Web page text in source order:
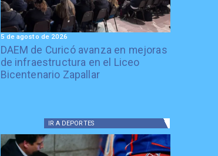
DAEM de Curicó avanza en mejoras
de infraestructura en el Liceo
Bicentenario Zapallar
5 de agosto de 2026
IR A DEPORTES